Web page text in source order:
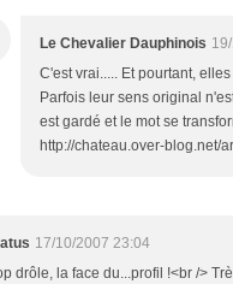
Le Chevalier Dauphinois
C'est vrai..... Et pourtant,
Parfois leur sens original
est gardé et le mot se
http://chateau.over-blog.net/
17/10/2007 23:04
drôle, la face du...profil !<br />